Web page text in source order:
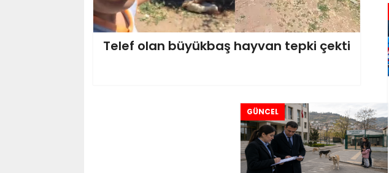
Telef olan büyükbaş hayvan tepki çekti
GÜNCEL